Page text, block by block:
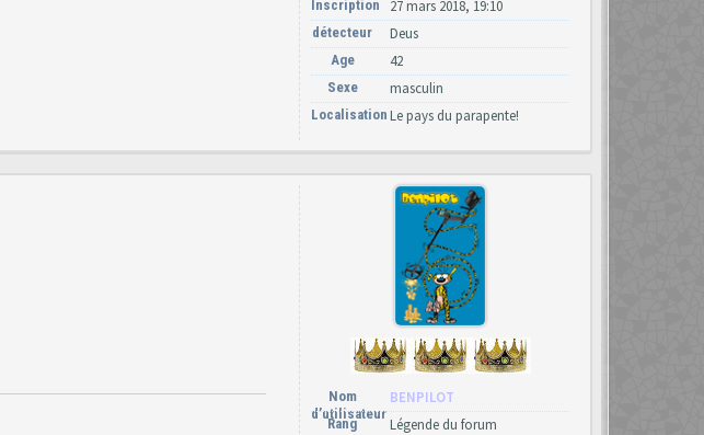
Inscription 27 mars 2018, 19:10
détecteur Deus
Age 42
Sexe masculin
Localisation Le pays du parapente!
Nom
d’utilisateur
BENPILOT
Rang Légende du forum